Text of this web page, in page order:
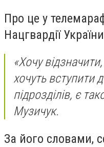
Про це у
Нацгвардії
«Хочу
хочуть вступити
підрозділів, є
Музичук.
За його словами,